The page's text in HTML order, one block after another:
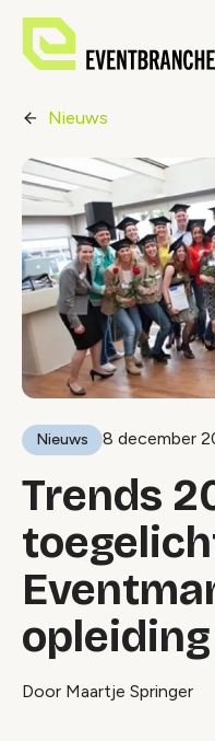
Nieuws
Nieuws 8 december
Trends
opleiding
Door Maartje Springer